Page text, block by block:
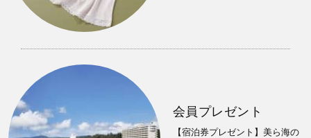
会員プレゼント
【宿泊券プレゼント】美ら海の